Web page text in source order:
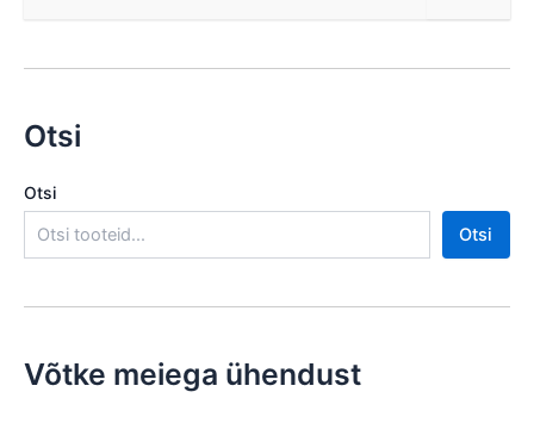
Otsi
Otsi
Otsi
Võtke meiega ühendust